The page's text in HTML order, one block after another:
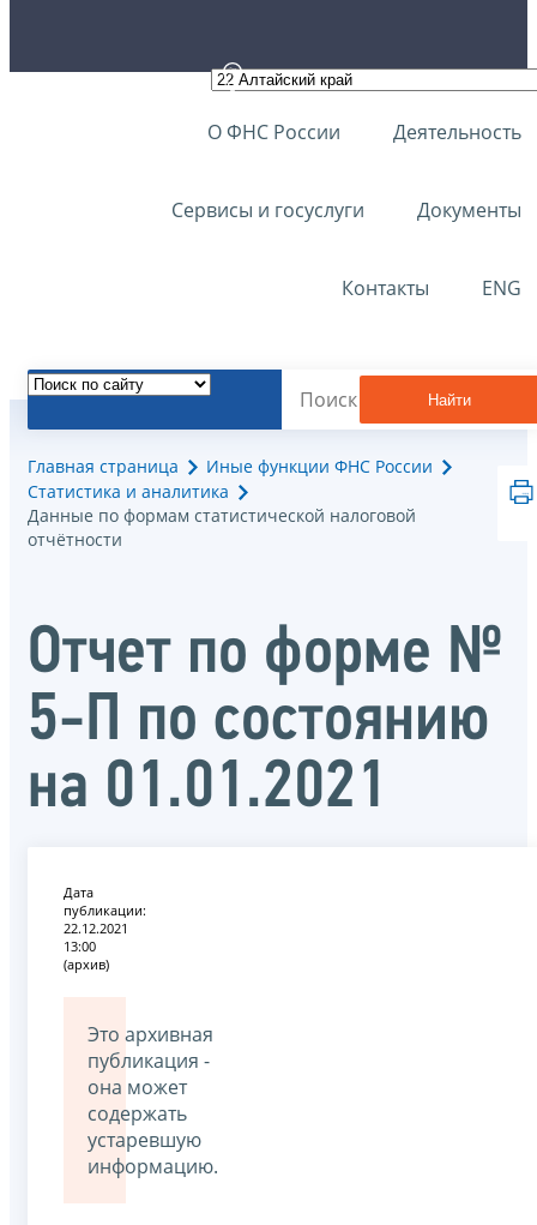
О ФНС России Деятельность
Сервисы и госуслуги Документы
Контакты ENG
Найти
Главная страница
Иные функции ФНС России
Статистика и аналитика
Данные по формам статистической налоговой
отчётности
Отчет по форме №
5-П по состоянию
на 01.01.2021
Дата
публикации:
22.12.2021
13:00
(архив)
Это архивная
публикация -
она может
содержать
устаревшую
информацию.